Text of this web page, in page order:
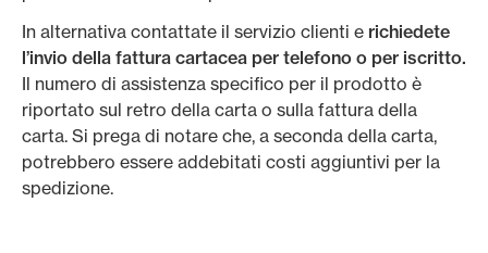
In alternativa contattate il servizio clienti e richiedete
l’invio della fattura cartacea per telefono o per iscritto.
Il numero di assistenza specifico per il prodotto è
riportato sul retro della carta o sulla fattura della
carta. Si prega di notare che, a seconda della carta,
potrebbero essere addebitati costi aggiuntivi per la
spedizione.